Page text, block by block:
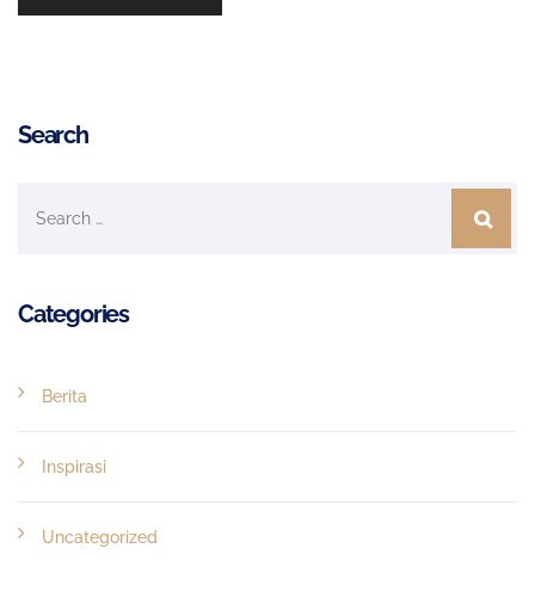
Search
Categories
Berita
Inspirasi
Uncategorized